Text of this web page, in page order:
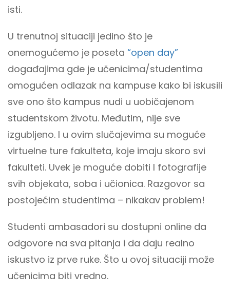
isti.
U trenutnoj situaciji jedino što je
onemogućemo je poseta “open day”
događajima gde je učenicima/studentima
omogućen odlazak na kampuse kako bi iskusili
sve ono što kampus nudi u uobičajenom
studentskom životu. Međutim, nije sve
izgubljeno. I u ovim slučajevima su moguće
virtuelne ture fakulteta, koje imaju skoro svi
fakulteti. Uvek je moguće dobiti I fotografije
svih objekata, soba i učionica. Razgovor sa
postojećim studentima – nikakav problem!
Studenti ambasadori su dostupni online da
odgovore na sva pitanja i da daju realno
iskustvo iz prve ruke. Što u ovoj situaciji može
učenicima biti vredno.